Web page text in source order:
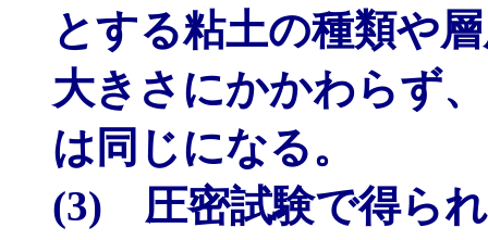
とする粘土の種類や
大きさにかかわらず
は同じになる。
(3) 圧密試験で得ら